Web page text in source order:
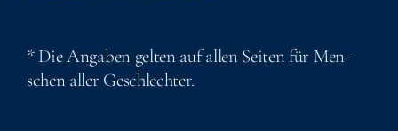
* Die Anga­ben gel­ten auf allen Sei­ten für Men­
schen aller Geschlechter.